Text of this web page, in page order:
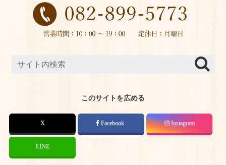
このサイトを広める
X Facebook Instagram
LINE